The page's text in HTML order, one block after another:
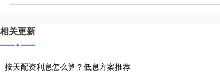
相关更新
按天配资利息怎么算？低息方案推荐